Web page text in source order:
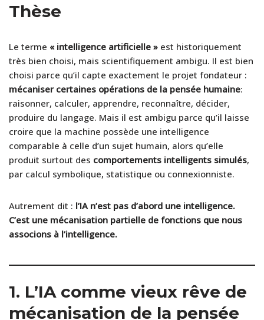
Thèse
Le terme « intelligence artificielle » est historiquement
très bien choisi, mais scientifiquement ambigu. Il est bien
choisi parce qu’il capte exactement le projet fondateur :
mécaniser certaines opérations de la pensée humaine:
raisonner, calculer, apprendre, reconnaître, décider,
produire du langage. Mais il est ambigu parce qu’il laisse
croire que la machine possède une intelligence
comparable à celle d’un sujet humain, alors qu’elle
produit surtout des comportements intelligents simulés,
par calcul symbolique, statistique ou connexionniste.
Autrement dit : l’IA n’est pas d’abord une intelligence.
C’est une mécanisation partielle de fonctions que nous
associons à l’intelligence.
1. L’IA comme vieux rêve de
mécanisation de la pensée